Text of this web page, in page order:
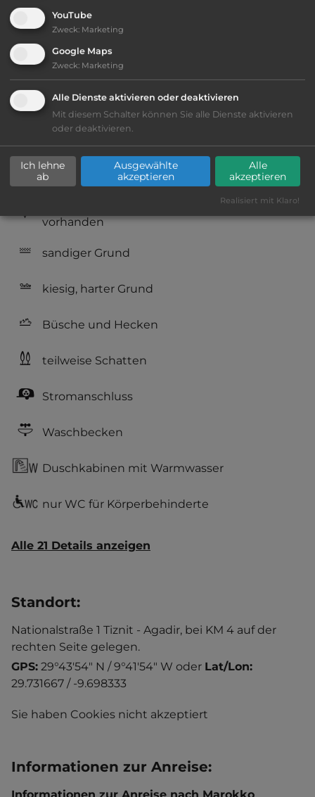
Klassifizierung: ausreichend
Lage: ansprechend
Platzeinrichtung: befriedigend
Geräuschkulisse: erträgliche
Lärmbelästigung
Hygiene: gut
Service: mittelmäßig, das Wichtigste ist
vorhanden
sandiger Grund
kiesig, harter Grund
Büsche und Hecken
teilweise Schatten
Stromanschluss
Waschbecken
Duschkabinen mit Warmwasser
nur WC für Körperbehinderte
Alle 21 Details anzeigen
Standort:
Nationalstraße 1 Tiznit - Agadir, bei KM 4 auf der
rechten Seite gelegen.
GPS: 29°43'54" N / 9°41'54" W oder Lat/Lon:
29.731667 / -9.698333
Sie haben Cookies nicht akzeptiert
Informationen zur Anreise:
YouTube
Zweck: Marketing
Google Maps
Zweck: Marketing
Alle Dienste aktivieren oder deaktivieren
Mit diesem Schalter können Sie alle Dienste aktivieren
oder deaktivieren.
Ich lehne
ab
Ausgewählte
akzeptieren
Alle
akzeptieren
Realisiert mit Klaro!